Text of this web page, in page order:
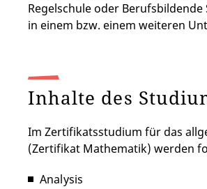
Regelschule oder
in einem bzw. einem weiteren
Inhalte des
Im Zertifikatsstudium für das
(Zertifikat Mathematik) werden
Analysis